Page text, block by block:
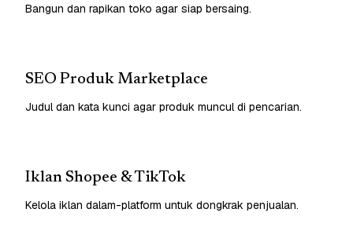
Bangun dan rapikan toko agar siap bersaing.
SEO Produk Marketplace
Judul dan kata kunci agar produk muncul di pencarian.
Iklan Shopee & TikTok
Kelola iklan dalam-platform untuk dongkrak penjualan.